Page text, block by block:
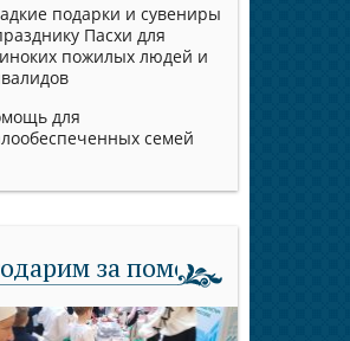
подарки и сувениры
Пасхи для
пожилых людей и
для
семей
за помощь